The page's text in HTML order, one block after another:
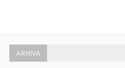
ARHIVA